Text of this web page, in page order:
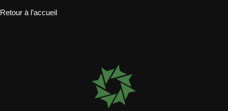
Retour à l’accueil